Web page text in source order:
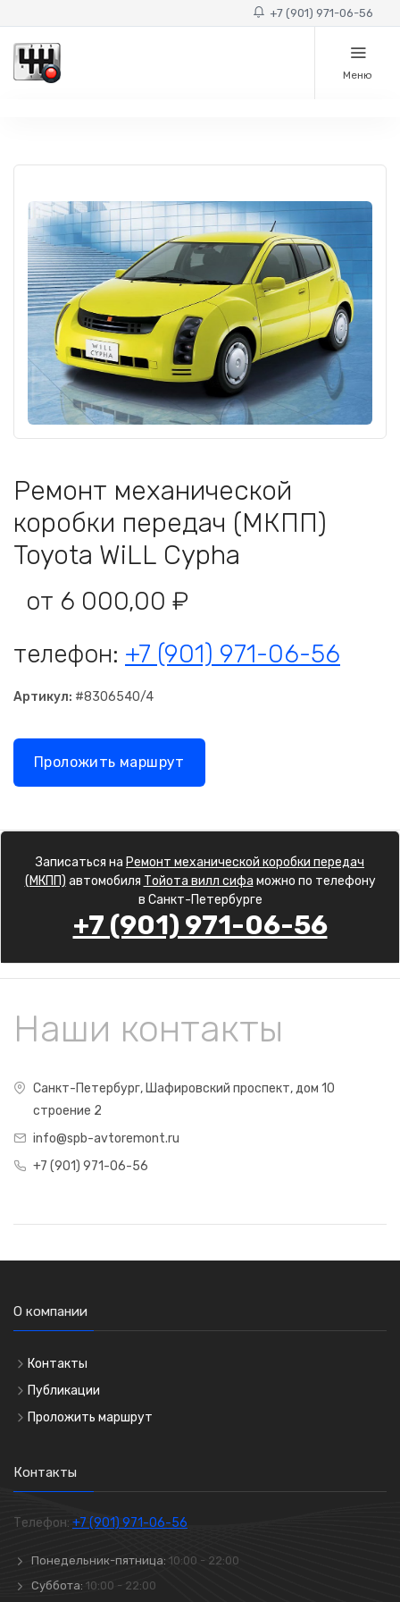
+7 (901) 971-06-56
Меню
Ремонт механической
коробки передач (МКПП)
Toyota WiLL Cypha
от 6 000,00 ₽
телефон: +7 (901) 971-06-56
Артикул: #8306540/4
Проложить маршрут
Записаться на Ремонт механической коробки передач
(МКПП) автомобиля Тойота вилл сифа можно по телефону
в Санкт-Петербурге
+7 (901) 971-06-56
Наши контакты
Санкт-Петербург, Шафировский проспект, дом 10
строение 2
info@spb-avtoremont.ru
+7 (901) 971-06-56
О компании
Контакты
Публикации
Проложить маршрут
Контакты
Телефон: +7 (901) 971-06-56
Понедельник-пятница: 10:00 - 22:00
Суббота: 10:00 - 22:00